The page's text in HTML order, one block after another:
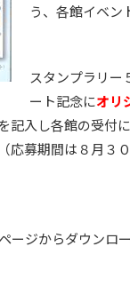
う、各館イベン
スタンプラリー
ート記念にオリ
入し各館の受付
（応募期間は８月３
ージからダウンロ